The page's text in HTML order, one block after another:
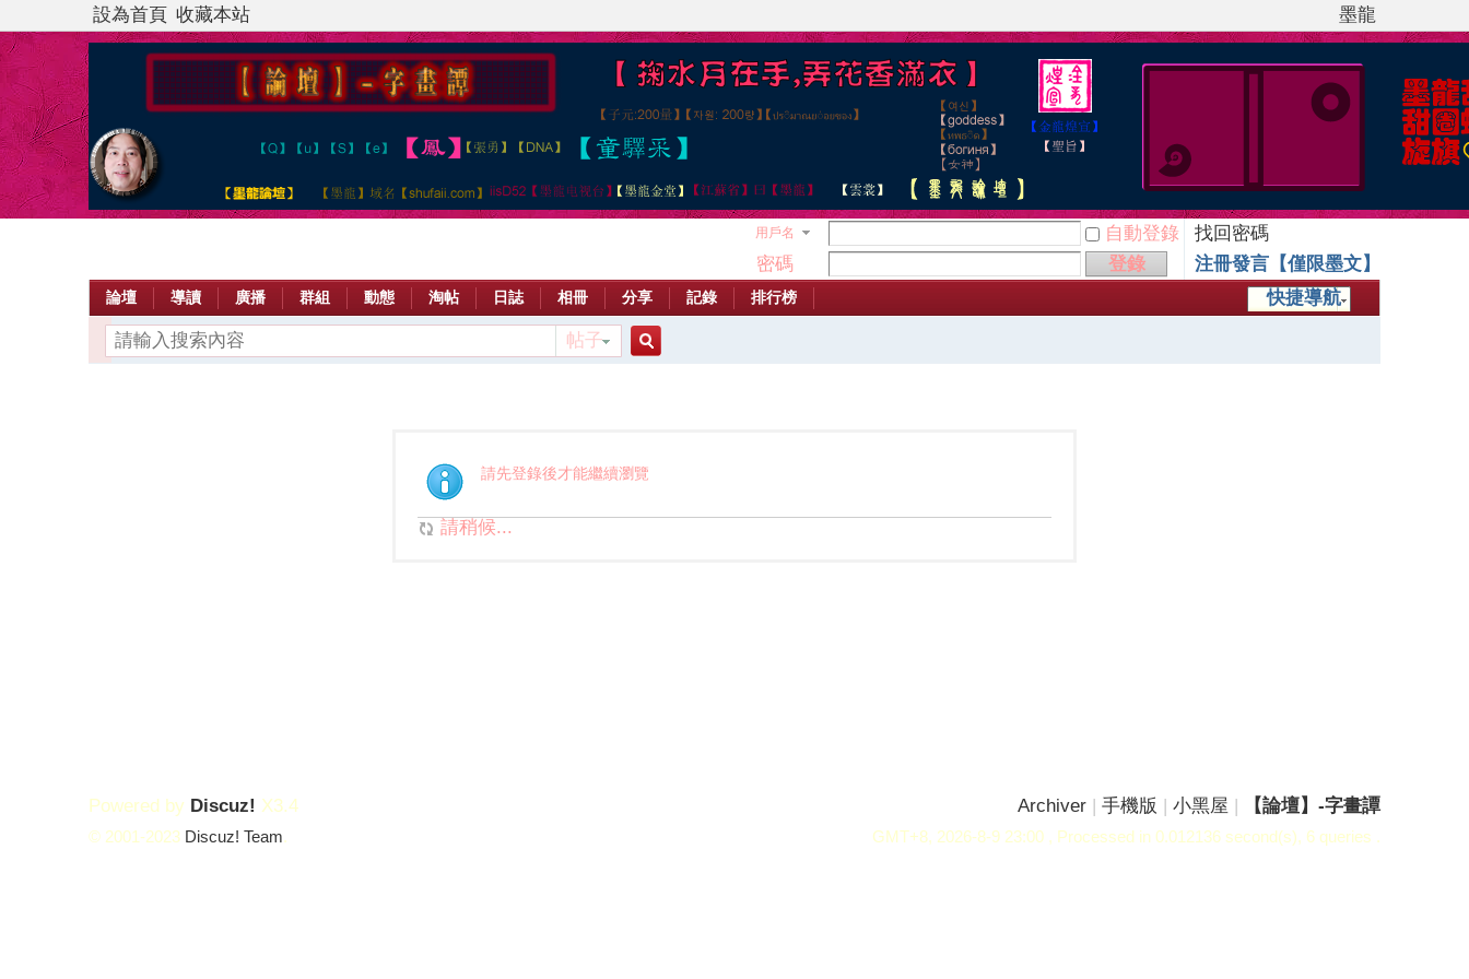
設為首頁 收藏本站 墨龍
用戶名 自動登錄
找回密碼
密碼
登錄
注冊發言【僅限墨文】
快捷導航
論壇 導讀 廣播 群組 動態 淘帖 日誌 相冊 分享 記錄 排行榜
帖子
索
請先登錄後才能繼續瀏覽
請稍候...
Archiver | 手機版 | 小黑屋 | 【論壇】-字畫譚
GMT+8, 2026-8-9 23:00 , Processed in 0.012136 second(s), 6 queries .
Powered by Discuz! X3.4
© 2001-2023 Discuz! Team.